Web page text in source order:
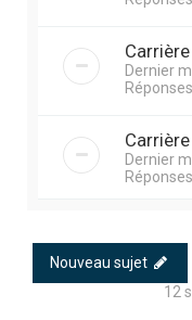
Dernier
Dernier
Nouveau sujet
12